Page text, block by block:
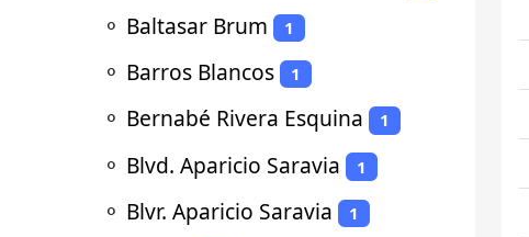
⚬ Baltasar Brum 1
⚬ Barros Blancos 1
⚬ Bernabé Rivera Esquina 1
⚬ Blvd. Aparicio Saravia 1
⚬ Blvr. Aparicio Saravia 1